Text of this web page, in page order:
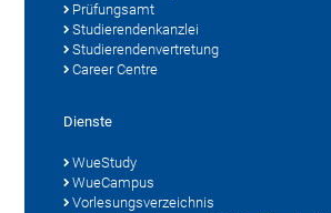
Prüfungsamt
Studierendenkanzlei
Studierendenvertretung
Career Centre
Dienste
WueStudy
WueCampus
Vorlesungsverzeichnis